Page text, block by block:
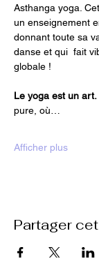
Asthanga yoga.
un enseignement
donnant toute sa
danse et qui  fait
globale !
Le yoga est un art.
pure, où…
Afficher plus
Partager